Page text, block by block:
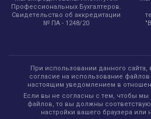
Профессиональных Бухгалтеров.
Свидетельство об аккредитации
№ ПА - 1248/20
При использовании данного
согласие на использование
настоящим уведомлением в
Если вы не согласны с тем, чтобы
файлов, то вы должны
настройки вашего браузера или